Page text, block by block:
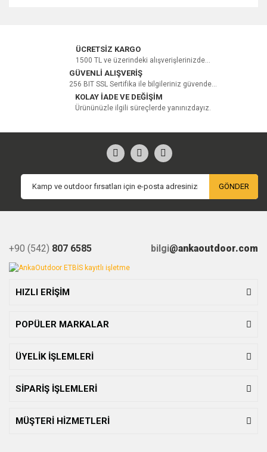
Bu ürüne ilk yorumu siz yapın!
Yorum Yaz
ÜCRETSİZ KARGO
1500 TL ve üzerindeki alışverişlerinizde...
GÜVENLİ ALIŞVERİŞ
256 BIT SSL Sertifika ile bilgileriniz güvende...
KOLAY İADE VE DEĞİŞİM
Ürününüzle ilgili süreçlerde yanınızdayız.
GÖNDER
+90 (542) 807 6585 bilgi@ankaoutdoor.com
HIZLI ERİŞİM
POPÜLER MARKALAR
ÜYELİK İŞLEMLERİ
SİPARİŞ İŞLEMLERİ
MÜŞTERİ HİZMETLERİ